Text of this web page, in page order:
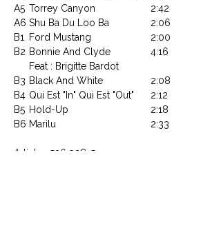
A5 Torrey Canyon
2:42
A6 Shu Ba Du Loo Ba
2:06
B1
Ford Mustang
2:00
B2 Bonnie And Clyde
Feat : Brigitte Bardot
4:16
B3 Black And White
2:08
B4 Qui Est "In" Qui Est "Out"
2:12
B5 Hold-Up
2:18
B6 Marilu 2:33
Article : 536 928-5